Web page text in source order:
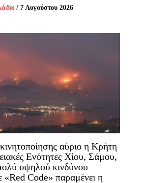
/ 7 Αυγούστου 2026
αύριο η Κρήτη
Ενότητες Χίου, Σάμου,
υψηλού κινδύνου
«Red Code» παραμένει η